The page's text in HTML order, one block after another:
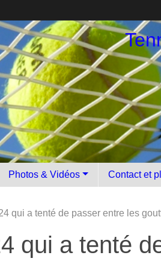
Photos & Vidéos Contact et
qui a tenté de passer entre les
qui a tenté